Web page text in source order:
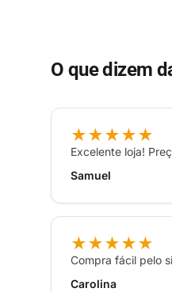
O que dizem
★★★★★
Excelente loja!
Samuel
★★★★★
Compra fácil pelo
Carolina